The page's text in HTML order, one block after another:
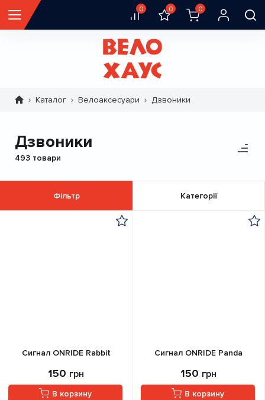
0 0 0
РядокКаталог Велоаксесуари Дзвоники
Дзвоники
Фільтр Категорії
493 товари
Сигнал ONRIDE Rabbit
150 грн
В корзину
Сигнал ONRIDE Panda
150 грн
В корзину